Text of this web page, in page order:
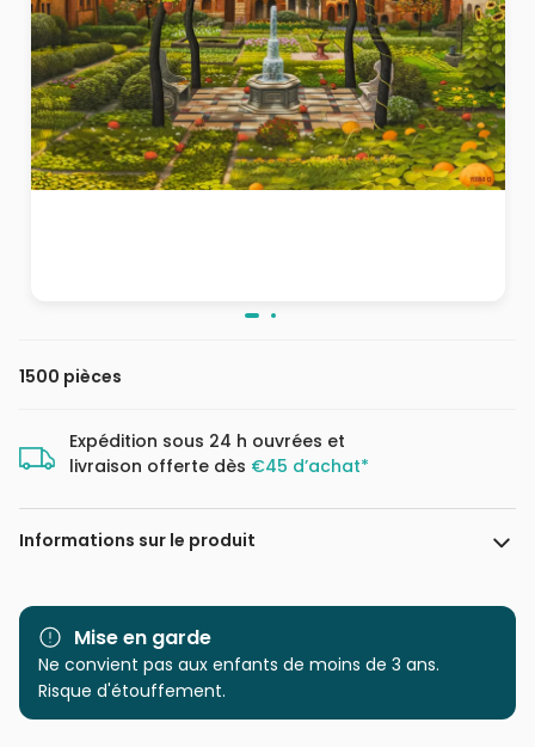
1500 pièces
Expédition sous 24 h ouvrées et
livraison offerte dès €45 d’achat*
Informations sur le produit
Marque
Castorland, les puzzles
Catégorie
Mise en garde
Ne convient pas aux enfants de moins de 3 ans.
Risque d'étouffement.